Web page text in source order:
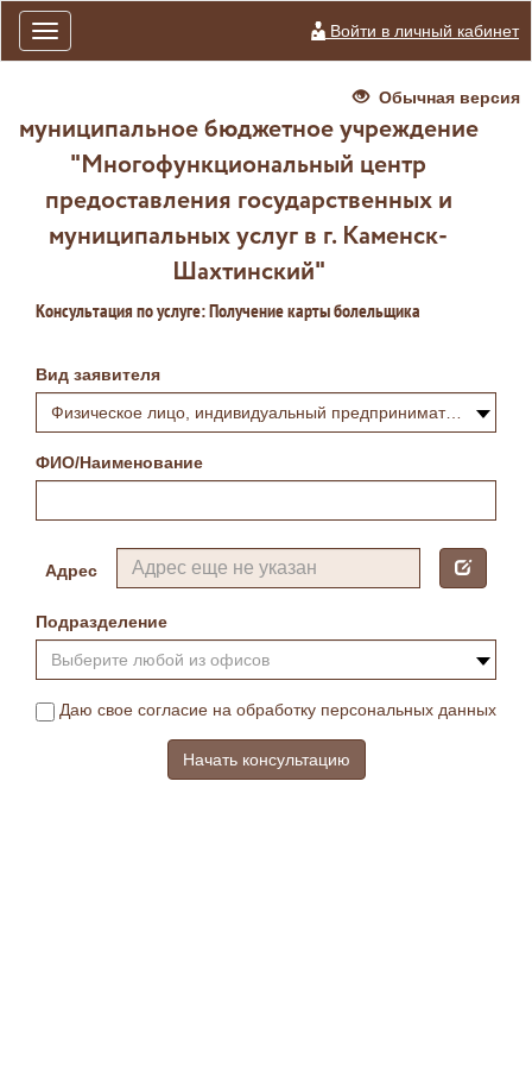
Toggle
navigation
Войти в личный кабинет
Обычная версия
муниципальное бюджетное учреждение
"Многофункциональный центр
предоставления государственных и
муниципальных услуг в г. Каменск-
Шахтинский"
Консультация по услуге: Получение карты болельщика
Вид заявителя
Физическое лицо, индивидуальный предприниматель или самозанятый
ФИО/Наименование
Адрес
Подразделение
Выберите любой из офисов
Даю свое согласие на обработку персональных данных
Начать консультацию